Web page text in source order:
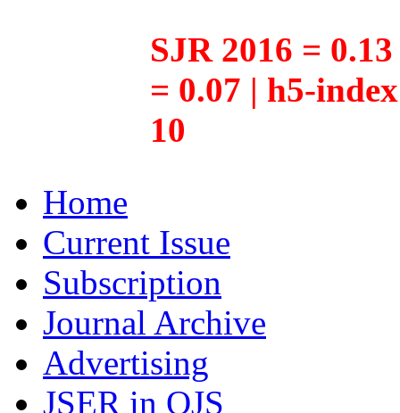
SJR 2016 =
= 0.07 | h5-
10
Home
Current Issue
Subscription
Journal Archive
Advertising
JSER in OJS